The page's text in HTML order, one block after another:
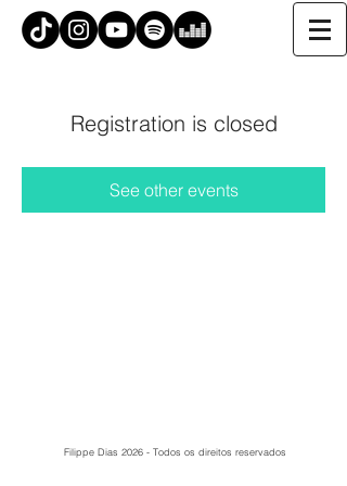
Registration is closed
See other events
Filippe Dias 2026 - Todos os direitos reservados